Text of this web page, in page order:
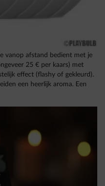
vanop afstand bedient met je
25 € per kaars) met
effect (flashy of gekleurd).
een heerlijk aroma. Een